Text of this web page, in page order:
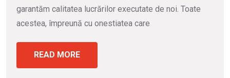
garantăm calitatea lucrărilor executate de noi. Toate
acestea, împreună cu onestiatea care
READ MORE